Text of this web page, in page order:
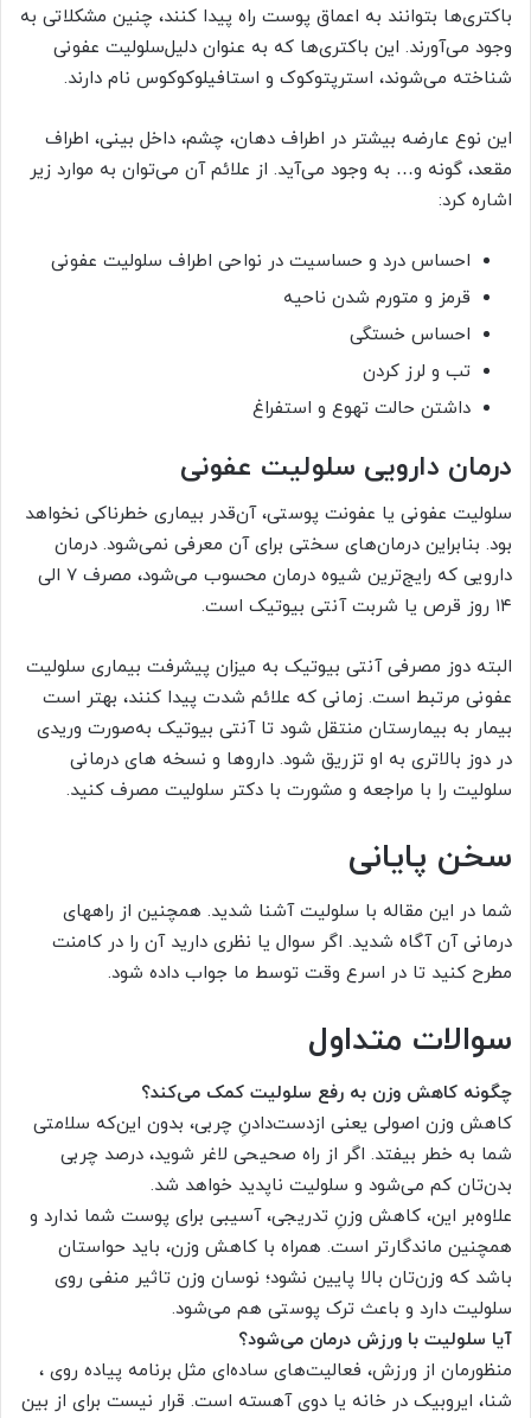
باکتری‌ها بتوانند به اعماق پوست راه پیدا کنند، چنین مشکلاتی به
وجود می‌آورند. این باکتری‌ها که به عنوان دلیل‌سلولیت عفونی
شناخته می‌شوند، استرپتوکوک و استافیلوکوکوس نام دارند.
این نوع عارضه بیشتر در اطراف دهان، چشم، داخل بینی، اطراف
مقعد، گونه و… به وجود می‌آید. از علائم آن می‌توان به موارد زیر
اشاره کرد:
احساس درد و حساسیت در نواحی اطراف سلولیت عفونی
قرمز و متورم شدن ناحیه
احساس خستگی
تب و لرز کردن
داشتن حالت تهوع و استفراغ
درمان دارویی سلولیت عفونی
سلولیت عفونی یا عفونت پوستی، آن‌قدر بیماری خطرناکی نخواهد
بود. بنابراین درمان‌های سختی برای آن معرفی نمی‌شود. درمان
دارویی که رایج‌ترین شیوه درمان محسوب می‌شود، مصرف ۷ الی
۱۴ روز قرص یا شربت آنتی ‌بیوتیک است.
البته دوز مصرفی آنتی ‌بیوتیک به میزان پیشرفت بیماری سلولیت
عفونی مرتبط است. زمانی که علائم شدت پیدا کنند، بهتر است
بیمار به بیمارستان منتقل شود تا آنتی ‌بیوتیک به‌صورت وریدی
در دوز بالاتری به او تزریق شود. داروها و نسخه های درمانی
سلولیت را با مراجعه و مشورت با دکتر سلولیت مصرف کنید.
سخن پایانی
شما در این مقاله با سلولیت آشنا شدید. همچنین از راههای
درمانی آن آگاه شدید. اگر سوال یا نظری دارید آن را در کامنت
مطرح کنید تا در اسرع وقت توسط ما جواب داده شود.
سوالات متداول
چگونه کاهش وزن به رفع سلولیت کمک می‌کند؟
کاهش وزن اصولی یعنی از‌دست‌دادنِ چربی، بدون این‌که سلامتی‌
شما به خطر بیفتد. اگر از راه صحیحی لاغر شوید، درصد چربی
بدن‌تان کم می‌شود و سلولیت ناپدید خواهد شد.
علاوه‌بر این، کاهش وزنِ تدریجی، آسیبی برای پوست شما ندارد و
همچنین ماندگارتر است. همراه با کاهش وزن، باید حواستان
باشد که وزن‌تان بالا پایین نشود؛ نوسان وزن تاثیر منفی روی
سلولیت‌‌ دارد و باعث ترک پوستی هم می‌شود.
آیا سلولیت با ورزش درمان می‌شود؟
منظورمان از ورزش، فعالیت‌های ساده‌ای مثل برنامه پیاده‌ روی ،
شنا، ایروبیک در خانه یا دوی آهسته است. قرار نیست برای از بین